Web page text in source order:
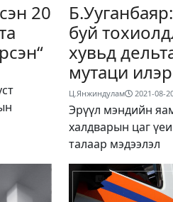
20
буй
хувьд
мутаци
Ц.Янжиндулам 2021-08-
Эрүүл мэндийн
халдварын цаг
талаар мэдээлэл